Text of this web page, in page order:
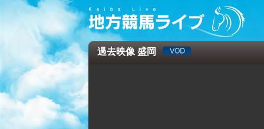
過去映像 盛岡